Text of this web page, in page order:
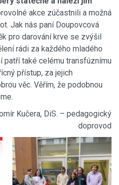
akce zúčastnili a možná
Jak nás paní Doupovcová
pro darování krve se zvýšil
rádi za každého mladého
patří také celému transfúznímu
přístup, za jejich
věc. Věřím, že podobnou
Kučera, DiS. – pedagogický
doprovod